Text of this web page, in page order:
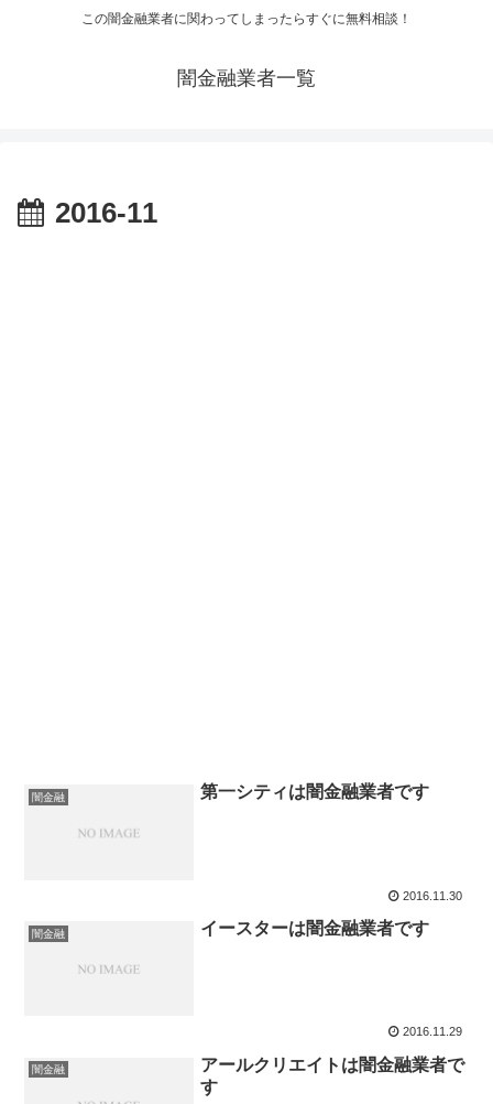
この闇金融業者に関わってしまったらすぐに無料相談！
闇金融業者一覧
2016-11
闇金融 第一シティは闇金融業者です
2016.11.30
闇金融 イースターは闇金融業者です
2016.11.29
闇金融
アールクリエイトは闇金融業者で
す